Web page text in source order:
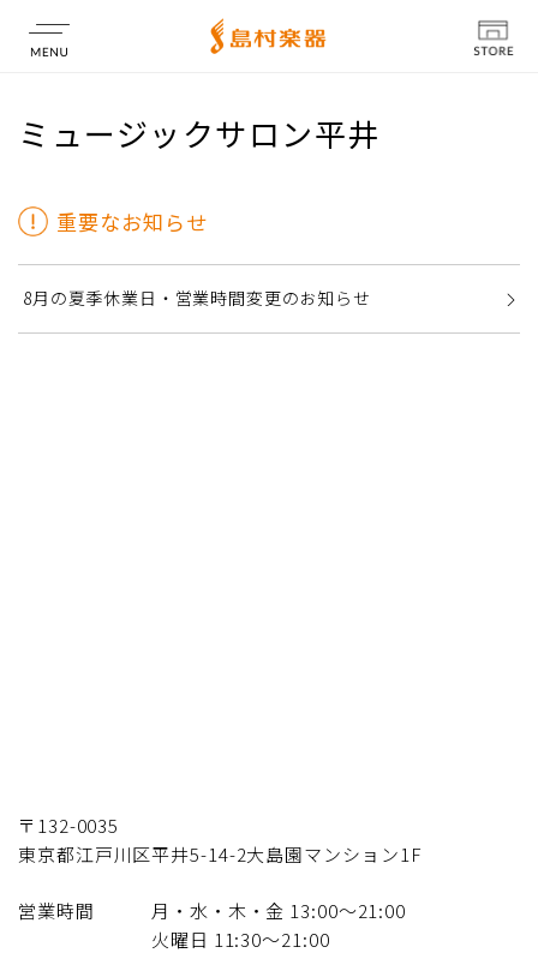
店舗情報
ミュージックサロン平井
重要なお知らせ
8月の夏季休業日・営業時間変更のお知らせ
〒132-0035
東京都江戸川区平井5-14-2大島園マンション1F
営業時間
月・水・木・金 13:00〜21:00
火曜日 11:30～21:00